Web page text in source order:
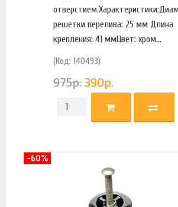
решетки перелива: 25 мм Длина
крепления: 41 ммЦвет: хром...
(Код: 140493)
975р. 390р.
-60%